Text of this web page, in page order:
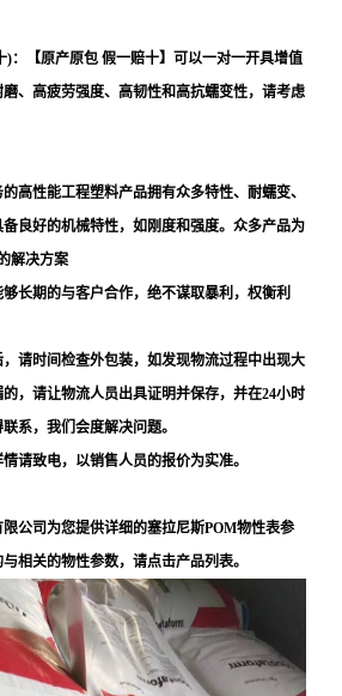
)：【原产原包 假一赔十】可以一对一开具增值
、高疲劳强度、高韧性和高抗蠕变性，请考虑
高性能工程塑料产品拥有众多特性、耐蠕变、
良好的机械特性，如刚度和强度。众多产品为
解决方案
长期的与客户合作，绝不谋取暴利，权衡利
请时间检查外包装，如发现物流过程中出现大
，请让物流人员出具证明并保存，并在24小时
系，我们会度解决问题。
请致电，以销售人员的报价为实准。
公司为您提供详细的塞拉尼斯POM物性表参
相关的物性参数，请点击产品列表。